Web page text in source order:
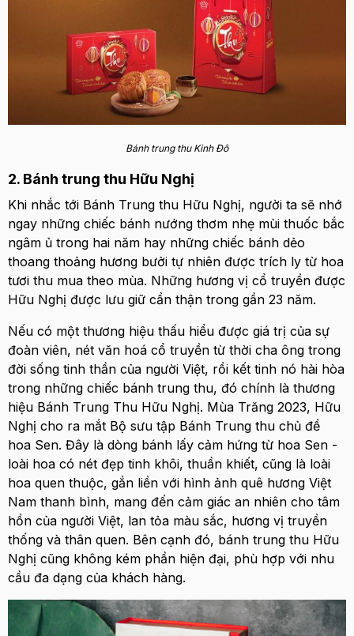
Bánh trung thu Kinh Đô
2. Bánh trung thu Hữu Nghị
Khi nhắc tới Bánh Trung thu Hữu Nghị, người ta sẽ nhớ
ngay những chiếc bánh nướng thơm nhẹ mùi thuốc bắc
ngâm ủ trong hai năm hay những chiếc bánh dẻo
thoang thoảng hương bưởi tự nhiên được trích ly từ hoa
tươi thu mua theo mùa. Những hương vị cổ truyền được
Hữu Nghị được lưu giữ cẩn thận trong gần 23 năm.
Nếu có một thương hiệu thấu hiểu được giá trị của sự
đoàn viên, nét văn hoá cổ truyền từ thời cha ông trong
đời sống tinh thần của người Việt, rồi kết tinh nó hài hòa
trong những chiếc bánh trung thu, đó chính là thương
hiệu Bánh Trung Thu Hữu Nghị. Mùa Trăng 2023, Hữu
Nghị cho ra mắt Bộ sưu tập Bánh Trung thu chủ đề
hoa Sen. Đây là dòng bánh lấy cảm hứng từ hoa Sen -
loài hoa có nét đẹp tinh khôi, thuần khiết, cũng là loài
hoa quen thuộc, gắn liền với hình ảnh quê hương Việt
Nam thanh bình, mang đến cảm giác an nhiên cho tâm
hồn của người Việt, lan tỏa màu sắc, hương vị truyền
thống và thân quen. Bên cạnh đó, bánh trung thu Hữu
Nghị cũng không kém phần hiện đại, phù hợp với nhu
cầu đa dạng của khách hàng.